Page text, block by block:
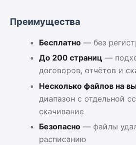
Преимущества
Бесплатно — без
До 200 страниц —
договоров, отчётов и
Несколько файлов на
диапазон с отдельной
скачивание
Безопасно — файлы
расписанию